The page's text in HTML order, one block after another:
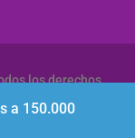
a 150.000
los derechos